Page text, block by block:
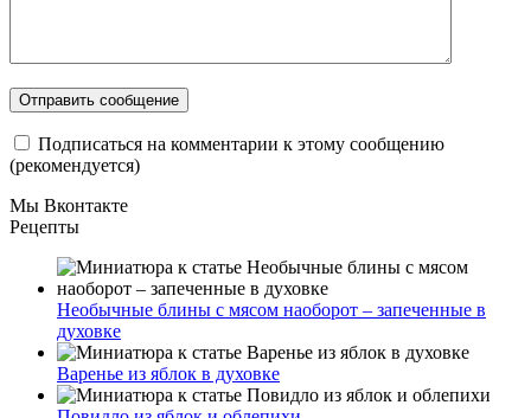
Подписаться на комментарии к этому сообщению
(рекомендуется)
Мы Вконтакте
Рецепты
Необычные блины с мясом наоборот – запеченные в
духовке
Варенье из яблок в духовке